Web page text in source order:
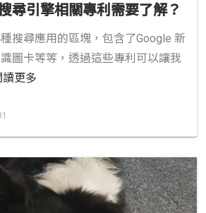
尋引擎相關專利需要了解？
搜尋應用的區塊，包含了Google 新
圖卡等等，透過這些專利可以讓我
讀更多